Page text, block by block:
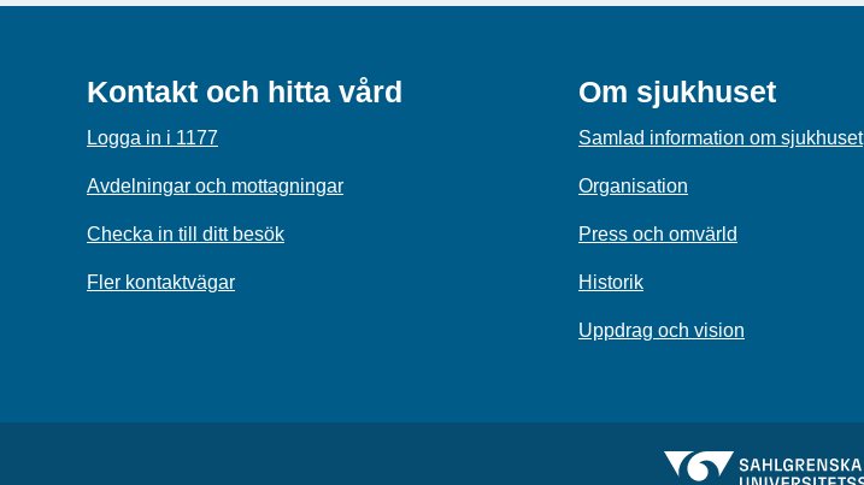
Kontakt och hitta vård
Logga in i 1177
Avdelningar och mottagningar
Checka in till ditt besök
Fler kontaktvägar
Om sjukhuset
Samlad information om sjukhuset
Organisation
Press och omvärld
Historik
Uppdrag och vision